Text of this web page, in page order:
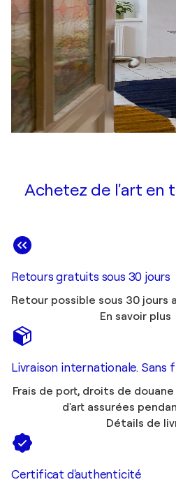
Achetez de l'art en
Retours gratuits sous 30 jours
Retour possible sous 30 jours
En savoir plus
Livraison internationale. Sans
Frais de port, droits de
d'art assurées
Détails de
Certificat d'authenticité